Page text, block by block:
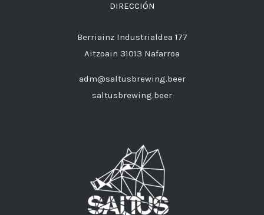
DIRECCIÓN
Berriainz Industrialdea 177
Aitzoain 31013 Nafarroa
adm@saltusbrewing.beer
saltusbrewing.beer